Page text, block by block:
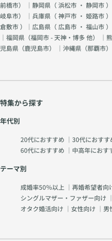
前橋市） ｜静岡県（浜松市 ・ 静岡市
岐阜市） ｜兵庫県（神戸市 ・ 姫路市
倉敷市）｜広島県（ 広島市 ・ 福山市
｜福岡県（福岡市 - 天神・博多 他） ｜
児島県（鹿児島市） ｜沖縄県（那覇市）
特集から探す
年代別
20代におすすめ ｜ 30代におすす
60代におすすめ ｜ 中高年におす
テーマ別
成婚率50％以上 ｜ 再婚希望者向
シングルマザー・ファザー向け ｜
オタク婚活向け ｜ 女性向け ｜ 男